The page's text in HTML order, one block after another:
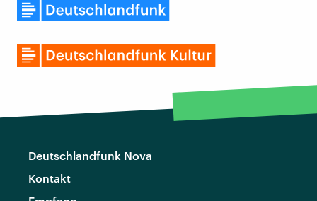
Deutschlandfunk Nova
Kontakt